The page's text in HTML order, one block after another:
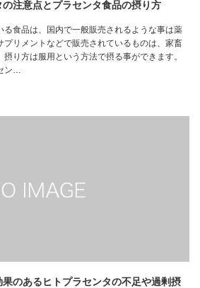
注意点とプラセンタ食品の摂り方
る食品は、国内で一般販売されるような事は薬
プリメントなどで販売されているものは、家畜
り方は服用という方法で摂る事ができます。
ン…
のあるヒトプラセンタの不足や過剰摂